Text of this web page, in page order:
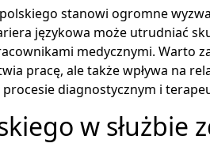
stanowi ogromne
językowa może utrudniać
medycznymi. Warto
pracę, ale także wpływa na
diagnostycznym i
w służbie